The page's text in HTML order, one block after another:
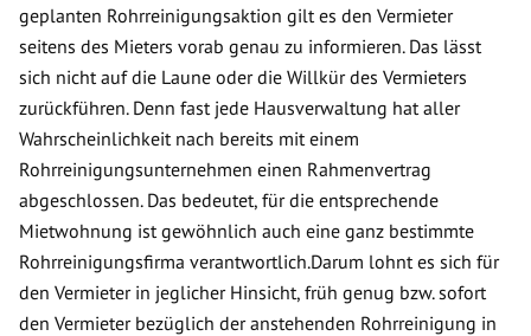
geplanten Rohrreinigungsaktion gilt es den Vermieter
seitens des Mieters vorab genau zu informieren. Das lässt
sich nicht auf die Laune oder die Willkür des Vermieters
zurückführen. Denn fast jede Hausverwaltung hat aller
Wahrscheinlichkeit nach bereits mit einem
Rohrreinigungsunternehmen einen Rahmenvertrag
abgeschlossen. Das bedeutet, für die entsprechende
Mietwohnung ist gewöhnlich auch eine ganz bestimmte
Rohrreinigungsfirma verantwortlich.Darum lohnt es sich für
den Vermieter in jeglicher Hinsicht, früh genug bzw. sofort
den Vermieter bezüglich der anstehenden Rohrreinigung in